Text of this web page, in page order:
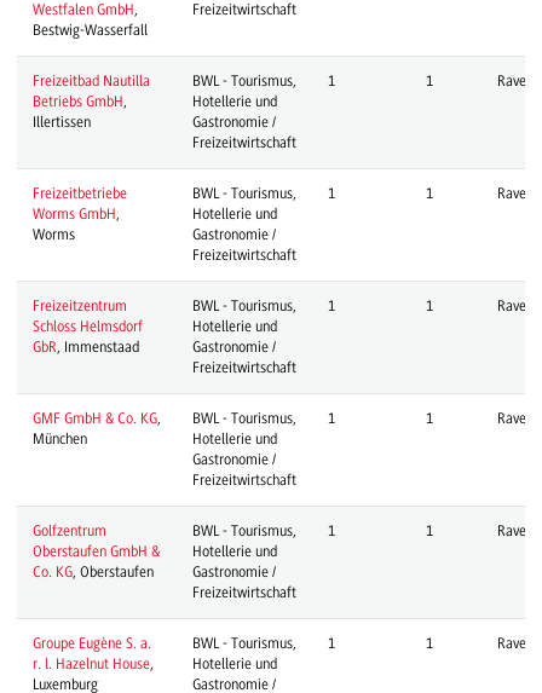
Westfalen GmbH,
Bestwig-Wasserfall
Freizeitwirtschaft
Freizeitbad Nautilla
Betriebs GmbH,
Illertissen
BWL - Tourismus,
Hotellerie und
Gastronomie /
Freizeitwirtschaft
1 1
Freizeitbetriebe
Worms GmbH,
Worms
BWL - Tourismus,
Hotellerie und
Gastronomie /
Freizeitwirtschaft
1 1
Freizeitzentrum
Schloss Helmsdorf
GbR, Immenstaad
BWL - Tourismus,
Hotellerie und
Gastronomie /
Freizeitwirtschaft
1 1
GMF GmbH & Co. KG,
München
BWL - Tourismus,
Hotellerie und
Gastronomie /
Freizeitwirtschaft
1 1
Golfzentrum
Oberstaufen GmbH &
Co. KG, Oberstaufen
BWL - Tourismus,
Hotellerie und
Gastronomie /
Freizeitwirtschaft
1 1
Groupe Eugène S. a.
r. l. Hazelnut House,
Luxemburg
BWL - Tourismus,
Hotellerie und
Gastronomie /
1 1